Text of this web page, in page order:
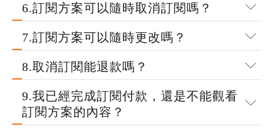
6.訂閱方案可以隨時取消訂閱嗎？
7.訂閱方案可以隨時更改嗎？
8.取消訂閱能退款嗎？
9.我已經完成訂閱付款，還是不能觀看
訂閱方案的內容？